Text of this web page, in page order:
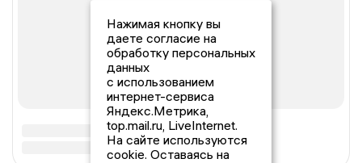
Нажимая кнопку вы
даете согласие на
обработку персональных
данных
с использованием
интернет-сервиса
Яндекс.Метрика,
top.mail.ru, LiveInternet.
На сайте используются
cookie. Оставаясь на